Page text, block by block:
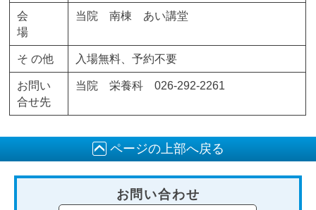
会
場
当院 南棟 あい講堂
そ の他 入場無料、予約不要
お問い
合せ先
当院 栄養科 026-292-2261
ページの上部へ戻る
お問い合わせ